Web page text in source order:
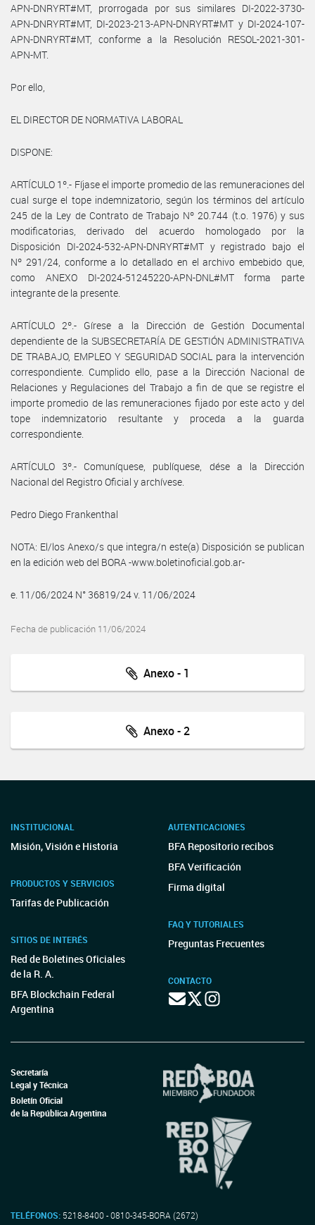
APN-DNRYRT#MT, prorrogada por sus similares DI-2022-3730-
APN-DNRYRT#MT, DI-2023-213-APN-DNRYRT#MT y DI-2024-107-
APN-DNRYRT#MT, conforme a la Resolución RESOL-2021-301-
APN-MT.
Por ello,
EL DIRECTOR DE NORMATIVA LABORAL
DISPONE:
ARTÍCULO 1º.- Fíjase el importe promedio de las remuneraciones del
cual surge el tope indemnizatorio, según los términos del artículo
245 de la Ley de Contrato de Trabajo Nº 20.744 (t.o. 1976) y sus
modificatorias, derivado del acuerdo homologado por la
Disposición DI-2024-532-APN-DNRYRT#MT y registrado bajo el
Nº 291/24, conforme a lo detallado en el archivo embebido que,
como ANEXO DI-2024-51245220-APN-DNL#MT forma parte
integrante de la presente.
ARTÍCULO 2º.- Gírese a la Dirección de Gestión Documental
dependiente de la SUBSECRETARÍA DE GESTIÓN ADMINISTRATIVA
DE TRABAJO, EMPLEO Y SEGURIDAD SOCIAL para la intervención
correspondiente. Cumplido ello, pase a la Dirección Nacional de
Relaciones y Regulaciones del Trabajo a fin de que se registre el
importe promedio de las remuneraciones fijado por este acto y del
tope indemnizatorio resultante y proceda a la guarda
correspondiente.
ARTÍCULO 3º.- Comuníquese, publíquese, dése a la Dirección
Nacional del Registro Oficial y archívese.
Pedro Diego Frankenthal
NOTA: El/los Anexo/s que integra/n este(a) Disposición se publican
en la edición web del BORA -www.boletinoficial.gob.ar-
e. 11/06/2024 N° 36819/24 v. 11/06/2024
Fecha de publicación 11/06/2024
Anexo - 1
Anexo - 2
INSTITUCIONAL
Misión, Visión e Historia
PRODUCTOS Y SERVICIOS
Tarifas de Publicación
SITIOS DE INTERÉS
Red de Boletines Oficiales
de la R. A.
BFA Blockchain Federal
Argentina
AUTENTICACIONES
BFA Repositorio recibos
BFA Verificación
Firma digital
FAQ Y TUTORIALES
Preguntas Frecuentes
CONTACTO
Secretaría
Legal y Técnica
Boletín Oficial
de la República Argentina
TELÉFONOS: 5218-8400 - 0810-345-BORA (2672)